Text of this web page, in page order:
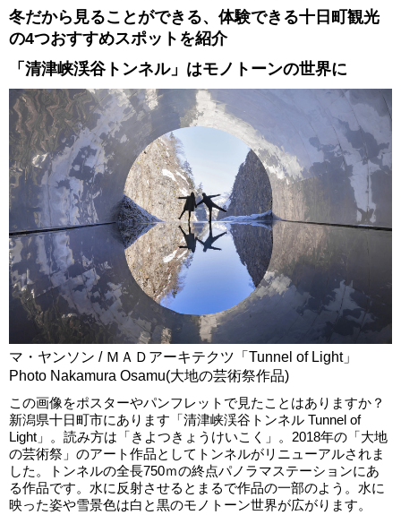
冬だから見ることができる、体験できる十日町観光
の4つおすすめスポットを紹介
「清津峡渓谷トンネル」はモノトーンの世界に
マ・ヤンソン / ＭＡＤアーキテクツ「Tunnel of Light」
Photo Nakamura Osamu(大地の芸術祭作品)
この画像をポスターやパンフレットで見たことはありますか？
新潟県十日町市にあります「清津峡渓谷トンネル Tunnel of
Light」。読み方は「きよつきょうけいこく」。2018年の「大地
の芸術祭」のアート作品としてトンネルがリニューアルされま
した。トンネルの全長750ｍの終点パノラマステーションにあ
る作品です。水に反射させるとまるで作品の一部のよう。水に
映った姿や雪景色は白と黒のモノトーン世界が広がります。